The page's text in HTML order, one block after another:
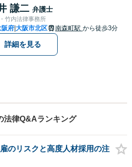
相談もございますので
にお問合せください】
謙二 弁護士
竹内法律事務所
阪府 大阪市北区 南森町駅 から徒歩3分
詳細を見る
法律Q&Aランキング
のリスクと高度人材採用の注